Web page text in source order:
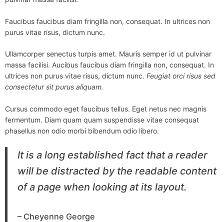
Faucibus faucibus diam fringilla non, consequat. In ultrices non
purus vitae risus, dictum nunc.
Ullamcorper senectus turpis amet. Mauris semper id ut pulvinar
massa facilisi. Aucibus faucibus diam fringilla non, consequat. In
ultrices non purus vitae risus, dictum nunc. Feugiat orci risus sed
consectetur sit purus aliquam.
Cursus commodo eget faucibus tellus. Eget netus nec magnis
fermentum. Diam quam quam suspendisse vitae consequat
phasellus non odio morbi bibendum odio libero.
It is a long established fact that a reader
will be distracted by the readable content
of a page when looking at its layout.
– Cheyenne George